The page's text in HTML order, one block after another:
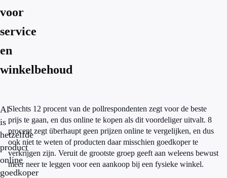
voor
service
en
winkelbehoud
Al
is
hetzelfde
product
online
goedkoper
Slechts 12 procent van de pollrespondenten zegt voor de beste
prijs te gaan, en dus online te kopen als dit voordeliger uitvalt. 8
procent zegt überhaupt geen prijzen online te vergelijken, en dus
ook niet te weten of producten daar misschien goedkoper te
verkrijgen zijn. Veruit de grootste groep geeft aan weleens bewust
meer neer te leggen voor een aankoop bij een fysieke winkel.